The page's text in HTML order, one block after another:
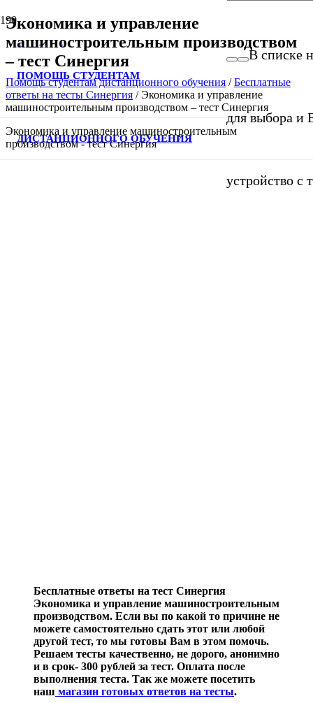
ПОМОЩЬ СТУДЕНТАМ
ДИСТАНЦИОННОГО ОБУЧЕНИЯ
В списке
для выбора и
устройство с
Экономика и управление
машиностроительным производством
– тест Синергия
Помощь студентам дистанционного обучения /Бесплатные
ответы на тесты Синергия /Экономика и управление
машиностроительным производством – тест Синергия
Экономика и управление машиностроительным
производством - тест Синергия
Бесплатные ответы на тест Синергия
Экономика и управление машиностроительным
производством. Если вы по какой то причине не
можете самостоятельно сдать этот или любой
другой тест, то мы готовы Вам в этом помочь.
Решаем тесты качественно, не дорого, анонимно
и в срок- 300 рублей за тест. Оплата после
выполнения теста. Так же можете посетить
наш магазин готовых ответов на тесты.